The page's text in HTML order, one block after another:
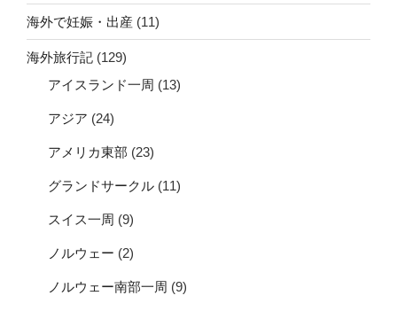
海外で妊娠・出産 (11)
海外旅行記 (129)
アイスランド一周 (13)
アジア (24)
アメリカ東部 (23)
グランドサークル (11)
スイス一周 (9)
ノルウェー (2)
ノルウェー南部一周 (9)